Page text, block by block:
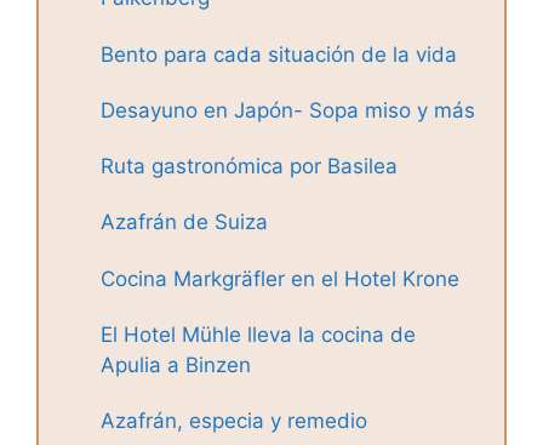
Bento para cada situación de la vida
Desayuno en Japón- Sopa miso y más
Ruta gastronómica por Basilea
Azafrán de Suiza
Cocina Markgräfler en el Hotel Krone
El Hotel Mühle lleva la cocina de
Apulia a Binzen
Azafrán, especia y remedio